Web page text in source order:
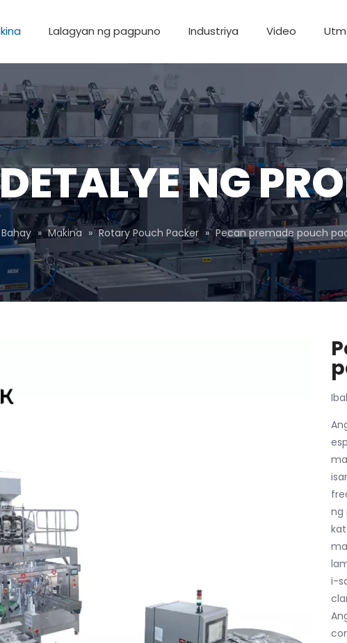
Lalagyan ng pagpuno Industriya Video
NG
Bahay » Makina » Rotary Pouch Packer » Pecan premade pouch
ng
i-